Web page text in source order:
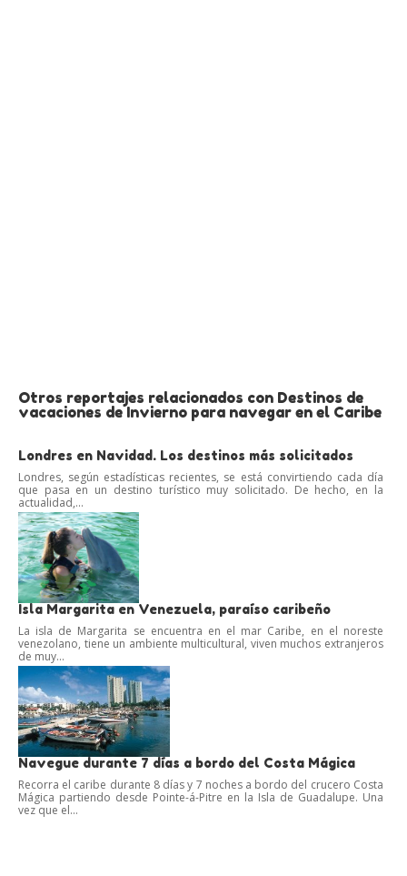
Otros reportajes relacionados con Destinos de
vacaciones de Invierno para navegar en el Caribe
Londres en Navidad. Los destinos más solicitados
Londres, según estadísticas recientes, se está convirtiendo cada día
que pasa en un destino turístico muy solicitado. De hecho, en la
actualidad,...
Isla Margarita en Venezuela, paraíso caribeño
La isla de Margarita se encuentra en el mar Caribe, en el noreste
venezolano, tiene un ambiente multicultural, viven muchos extranjeros
de muy...
Navegue durante 7 días a bordo del Costa Mágica
Recorra el caribe durante 8 días y 7 noches a bordo del crucero Costa
Mágica partiendo desde Pointe-á-Pitre en la Isla de Guadalupe. Una
vez que el...